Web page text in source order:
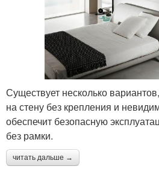
Существует несколько
на стену без крепления и
обеспечит безопасную
без рамки.
читать дальше →